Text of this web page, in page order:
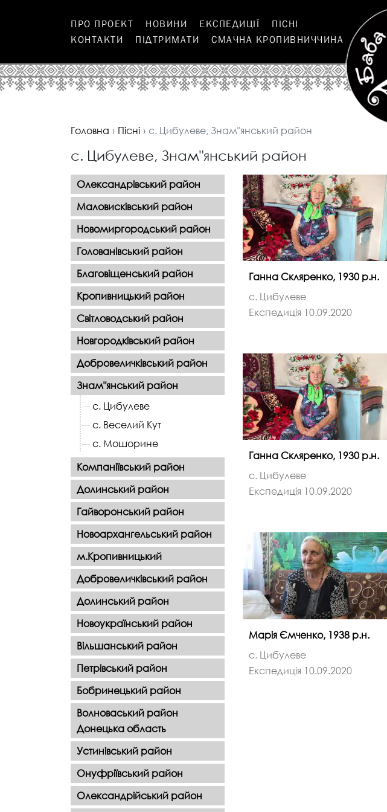
ПРО ПРОЕКТ НОВИНИ ЕКСПЕДИЦІЇ
ПІCНІ
КОНТАКТИ
ПІДТРИМАТИ СМАЧНА КРОПИВНИЧЧИНА ВІДЕО
Головна Піcні с. Цибулеве, Знам"янський район
с. Цибулеве, Знам"янський район
Олександрівський район
Маловисківський район
Новомиргородський район
Голованівський район
Благовіщенський район
Кропивницький район
Світловодський район
Новгородківський район
Добровеличківський район
Знам"янський район
с. Цибулеве
с. Веселий Кут
с. Мошорине
Компаніївський район
Долинський район
Гайворонський район
Новоархангельський район
м.Кропивницький
Добровеличківський район
Долинський район
Новоукраїнський район
Вільшанський район
Петрівський район
Бобринецький район
Волноваський район
Донецька область
Устинівський район
Онуфріївський район
Олександрійський район
Ганна Скляренко, 1930 р.н.
с. Цибулеве
Експедиція 10.09.2020
Ганна Скляренко, 1930 р.н.
с. Цибулеве
Експедиція 10.09.2020
Марія Ємченко, 1938 р.н.
с. Цибулеве
Експедиція 10.09.2020